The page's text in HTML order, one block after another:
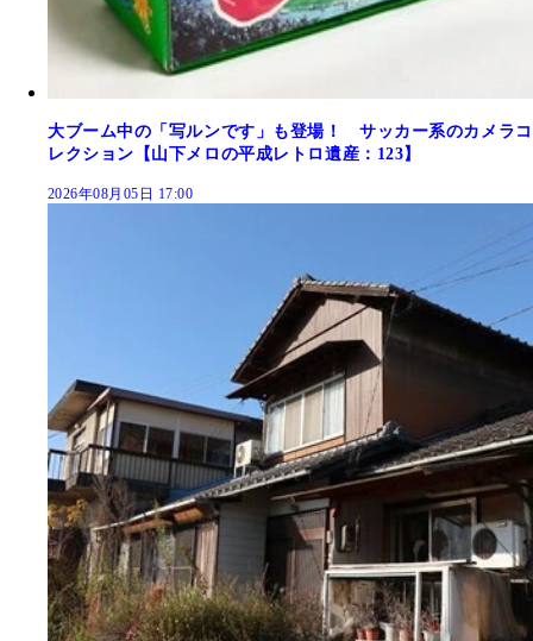
大ブーム中の「写ルンです」も登場！ サッカー系のカメラコ
レクション【山下メロの平成レトロ遺産：123】
2026年08月05日 17:00